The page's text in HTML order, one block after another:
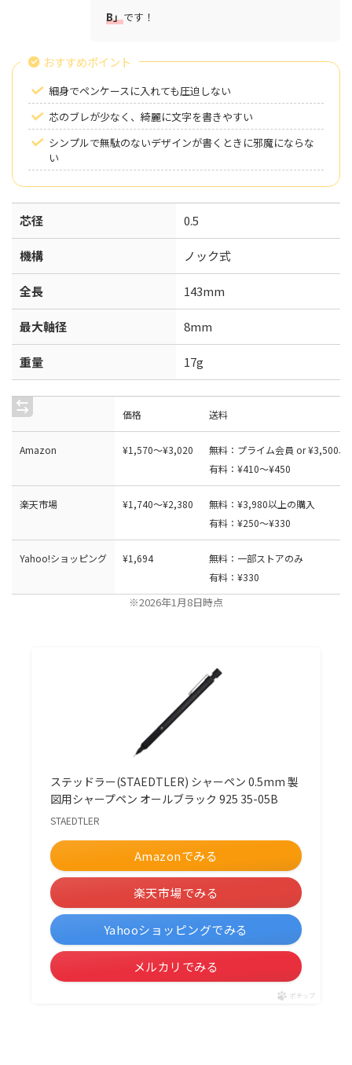
B」です！
おすすめポイント
細身でペンケースに入れても圧迫しない
芯のブレが少なく、綺麗に文字を書きやすい
シンプルで無駄のないデザインが書くときに邪魔にならな
い
芯径 0.5
機構 ノック式
全長 143mm
最大軸径 8mm
重量 17g
価格 送料
Amazon ¥1 ,570〜¥3,020
無料：プライム会員 or ¥3,500以
有料：¥410〜¥450
楽天市場 ¥1,740〜¥2,380
無料：¥3,980以上の購入
有料：¥250〜¥330
Yahoo!ショッピング ¥1 ,694
無料：一部ストアのみ
有料：¥330
※2026年1月8日時点
ステッドラー(STAEDTLER) シャーペン 0.5mm 製
図用シャープペン オールブラック 925 35-05B
STAEDTLER
Amazonでみる
楽天市場でみる
Yahooショッピングでみる
メルカリでみる
ポチップ